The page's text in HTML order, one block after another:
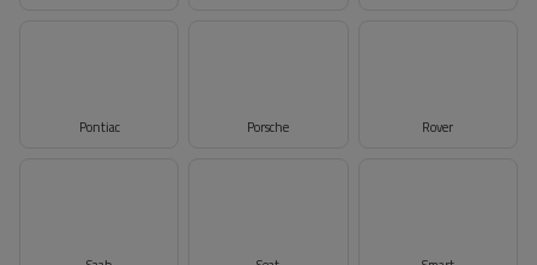
Pontiac Porsche Rover